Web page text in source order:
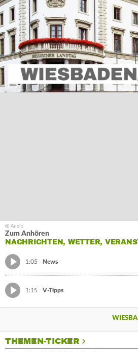
Zum Anhören
NACHRICHTEN, WETTER,
1:05 News
1:15 V-Tipps
THEMEN-TICKER